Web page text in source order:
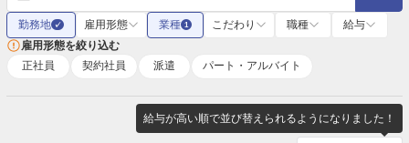
勤務地 ✓ 雇用形態 業種 1 こだわり 職種
給与
雇用形態を絞り込む
正社員
契約社員 派遣 パート・アルバイト
給与が高い順で並び替えられるようになりました！